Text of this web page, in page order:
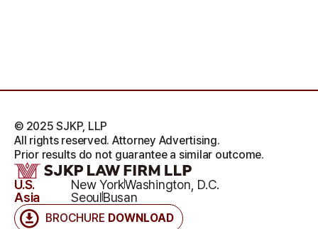
BROCHURE DOWNLOAD
U.S. New YorkWashington, D.C.
Asia
SeoulBusan
© 2025 SJKP, LLP
All rights reserved. Attorney Advertising.
Prior results do not guarantee a similar outcome.